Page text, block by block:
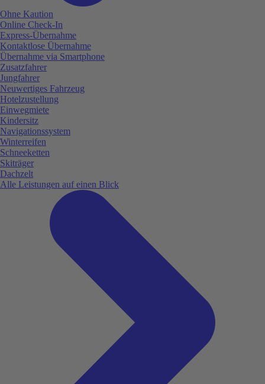
Ohne Kaution
Online Check-In
Express-Übernahme
Kontaktlose Übernahme
Übernahme via Smartphone
Zusatzfahrer
Jungfahrer
Neuwertiges Fahrzeug
Hotelzustellung
Einwegmiete
Kindersitz
Navigationssystem
Winterreifen
Schneeketten
Skiträger
Dachzelt
Alle Leistungen auf einen Blick